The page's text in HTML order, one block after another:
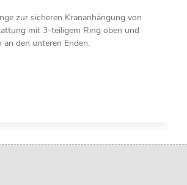
zur sicheren Krananhängung von
mit 3-teiligem Ring oben und
an den unteren Enden.